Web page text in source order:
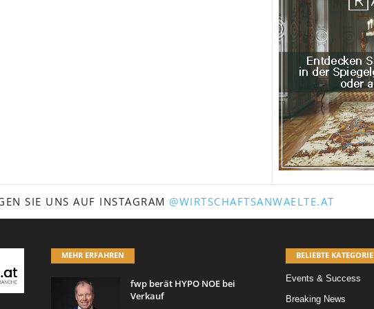
SIE UNS AUF INSTAGRAM @WIRTSCHAFTSANWAELTE.AT
MEHR ERFAHREN
fwp berät HYPO NOE bei
Verkauf
BELIEBTE KATEGORIE
Events & Success
Breaking News